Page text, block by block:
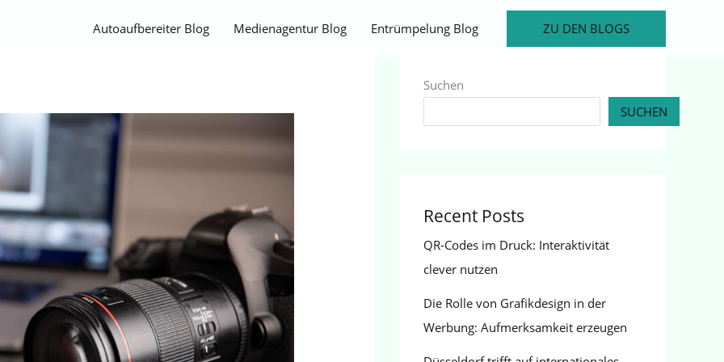
Autoaufbereiter Blog Medienagentur Blog Entrümpelung Blog ZU DEN BLOGS
Suchen
SUCHEN
Recent Posts
QR-Codes im Druck: Interaktivität
clever nutzen
Die Rolle von Grafikdesign in der
Werbung: Aufmerksamkeit erzeugen